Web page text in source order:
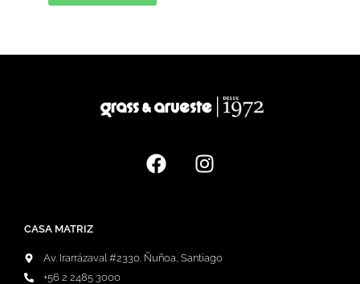
CASA MATRIZ
Av. Irarrázaval #2330. Ñuñoa, Santiago
+56 2 2485 3000